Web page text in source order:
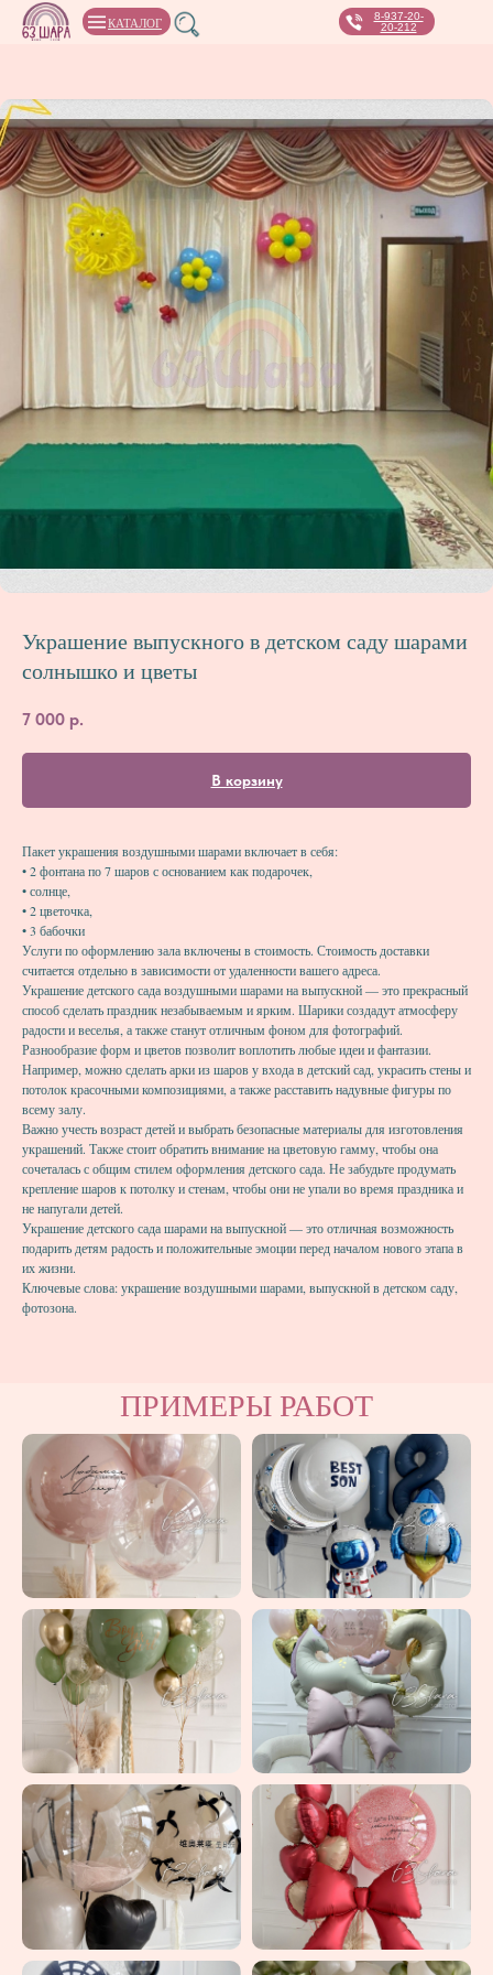
8-937-20-
20-212
КАТАЛОГ
Украшение выпускного в детском саду шарами
солнышко и цветы
7 000 р.
В корзину
Пакет украшения воздушными шарами включает в себя:
• 2 фонтана по 7 шаров с основанием как подарочек,
• солнце,
• 2 цветочка,
• 3 бабочки
Услуги по оформлению зала включены в стоимость. Стоимость доставки
считается отдельно в зависимости от удаленности вашего адреса.
Украшение детского сада воздушными шарами на выпускной — это прекрасный
способ сделать праздник незабываемым и ярким. Шарики создадут атмосферу
радости и веселья, а также станут отличным фоном для фотографий.
Разнообразие форм и цветов позволит воплотить любые идеи и фантазии.
Например, можно сделать арки из шаров у входа в детский сад, украсить стены и
потолок красочными композициями, а также расставить надувные фигуры по
всему залу.
Важно учесть возраст детей и выбрать безопасные материалы для изготовления
украшений. Также стоит обратить внимание на цветовую гамму, чтобы она
сочеталась с общим стилем оформления детского сада. Не забудьте продумать
крепление шаров к потолку и стенам, чтобы они не упали во время праздника и
не напугали детей.
Украшение детского сада шарами на выпускной — это отличная возможность
подарить детям радость и положительные эмоции перед началом нового этапа в
их жизни.
Ключевые слова: украшение воздушными шарами, выпускной в детском саду,
фотозона.
ПРИМЕРЫ РАБОТ